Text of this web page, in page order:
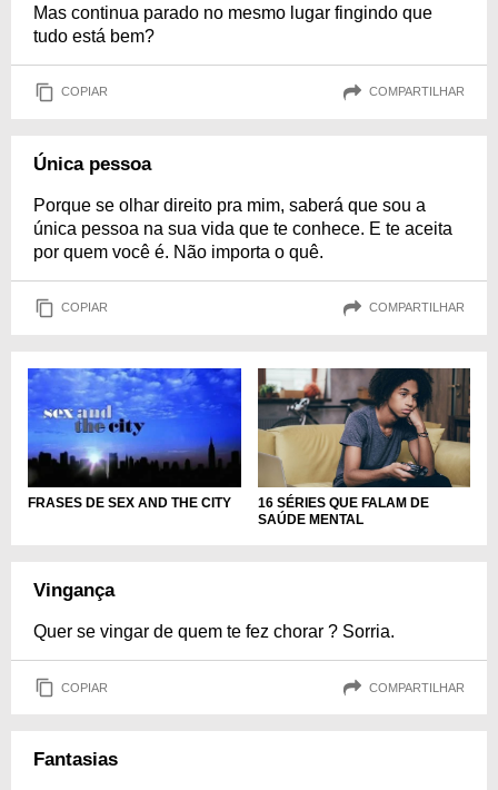
Mas continua parado no mesmo lugar fingindo que
tudo está bem?
COPIAR COMPARTILHAR
Única pessoa
Porque se olhar direito pra mim, saberá que sou a
única pessoa na sua vida que te conhece. E te aceita
por quem você é. Não importa o quê.
COPIAR COMPARTILHAR
FRASES DE SEX AND THE CITY
16 SÉRIES QUE FALAM DE
SAÚDE MENTAL
Vingança
Quer se vingar de quem te fez chorar ? Sorria.
COPIAR COMPARTILHAR
Fantasias